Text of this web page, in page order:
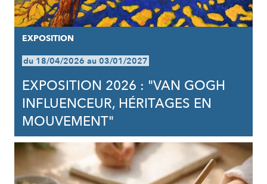
EXPOSITION
du 18/04/2026 au 03/01/2027
EXPOSITION 2026 : "VAN GOGH
INFLUENCEUR, HÉRITAGES EN
MOUVEMENT"